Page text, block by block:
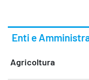
Enti e
Agricoltura